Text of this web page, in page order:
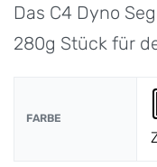
Das C4 Dyno
280g Stück für
FARBE